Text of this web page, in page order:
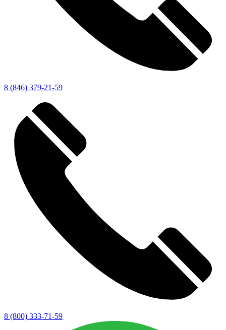
8 (846) 379-21-59
8 (800) 333-71-59